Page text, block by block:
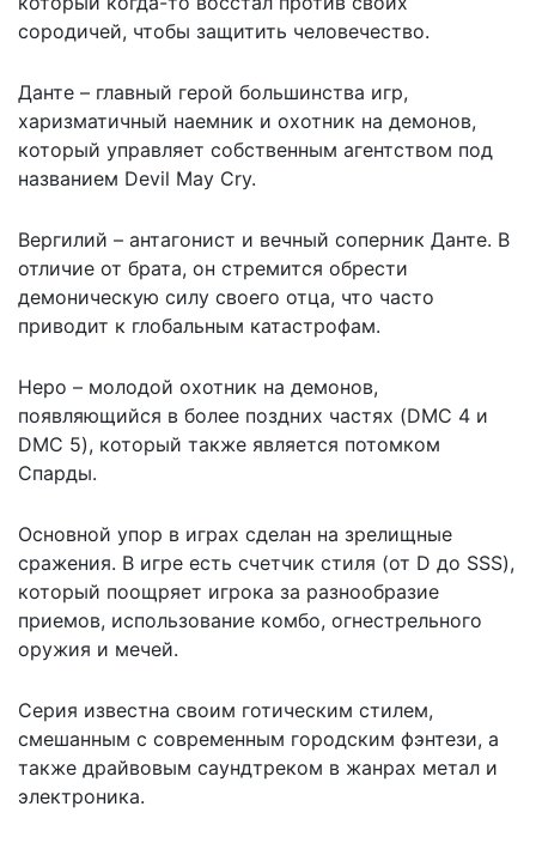
сородичей, чтобы защитить человечество.
Данте – главный герой большинства игр,
харизматичный наемник и охотник на демонов,
который управляет собственным агентством под
названием Devil May Cry.
Вергилий – антагонист и вечный соперник Данте. В
отличие от брата, он стремится обрести
демоническую силу своего отца, что часто
приводит к глобальным катастрофам.
Неро – молодой охотник на демонов,
появляющийся в более поздних частях (DMC 4 и
DMC 5), который также является потомком
Спарды.
Основной упор в играх сделан на зрелищные
сражения. В игре есть счетчик стиля (от D до SSS),
который поощряет игрока за разнообразие
приемов, использование комбо, огнестрельного
оружия и мечей.
Серия известна своим готическим стилем,
смешанным с современным городским фэнтези, а
также драйвовым саундтреком в жанрах метал и
электроника.